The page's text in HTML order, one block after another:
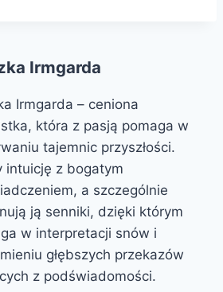
Irmgarda
Irmgarda – ceniona
która z pasją pomaga w
tajemnic przyszłości.
intuicję z bogatym
a szczególnie
ją senniki, dzięki którym
w interpretacji snów i
głębszych przekazów
z podświadomości.